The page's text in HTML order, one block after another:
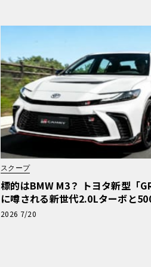
スクープ
標的はBMW M3？ トヨタ新型「
に噂される新世代2.0Lターボと
味
2026 7/20